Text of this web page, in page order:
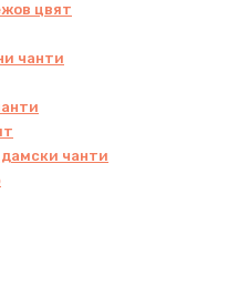
цвят
чанти
чанти